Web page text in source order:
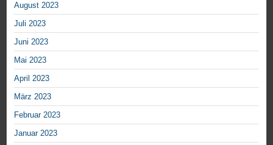
August 2023
Juli 2023
Juni 2023
Mai 2023
April 2023
März 2023
Februar 2023
Januar 2023